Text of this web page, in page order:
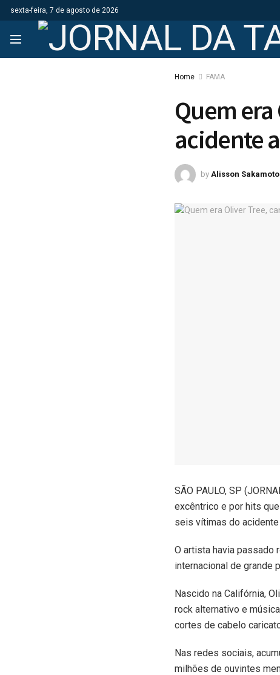
sexta-feira, 7 de agosto de 2026
Home FAMA
Quem
acidente
by Alisson Sakamoto
SÃO PAULO, SP
excêntrico e por hits
seis vítimas do acidente
O artista havia passado
internacional de grande
Nascido na Califórnia,
rock alternativo e
cortes de cabelo
Nas redes sociais,
milhões de ouvintes